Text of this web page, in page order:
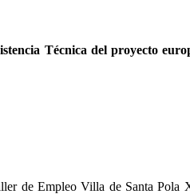
Técnica del proyecto
de Empleo Villa de Santa Pola